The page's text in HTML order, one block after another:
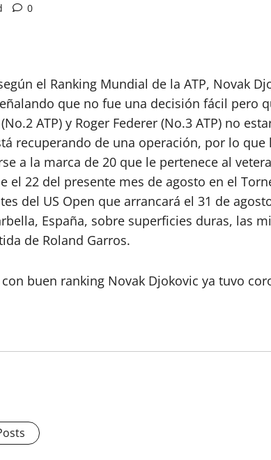
0
el Ranking Mundial de la ATP, Novak
que no fue una decisión fácil pero
ATP) y Roger Federer (No.3 ATP) no
recuperando de una operación, por lo
a la marca de 20 que le pertenece al
22 del presente mes de agosto en el
del US Open que arrancará el 31 de
España, sobre superficies duras, las
de Roland Garros.
buen ranking Novak Djokovic ya tuvo